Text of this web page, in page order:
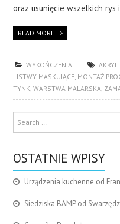
oraz usunięcie wszelkich rys
READ MORE
WYKOŃCZENIA
LISTWY MASKUJĄCE, MONTAŻ
TYNK,WARSTWA MALARSKA,
OSTATNIE WPISY
Urządzenia kuchenne od
Siedziska BAMP od